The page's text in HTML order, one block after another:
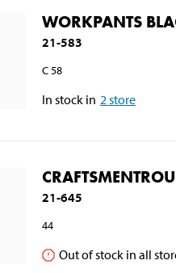
WORKPANTS
21-583
C 58
In stock in 2 store
21-645
44
Out of stock in all